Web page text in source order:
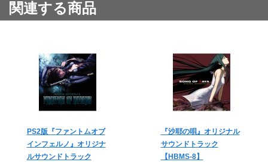
関連する商品
PS2版『ファントムオブ
インフェルノ』オリジナ
ルサウンドトラック
『沙耶の唄』オリジナル
サウンドトラック
【HBMS-8】